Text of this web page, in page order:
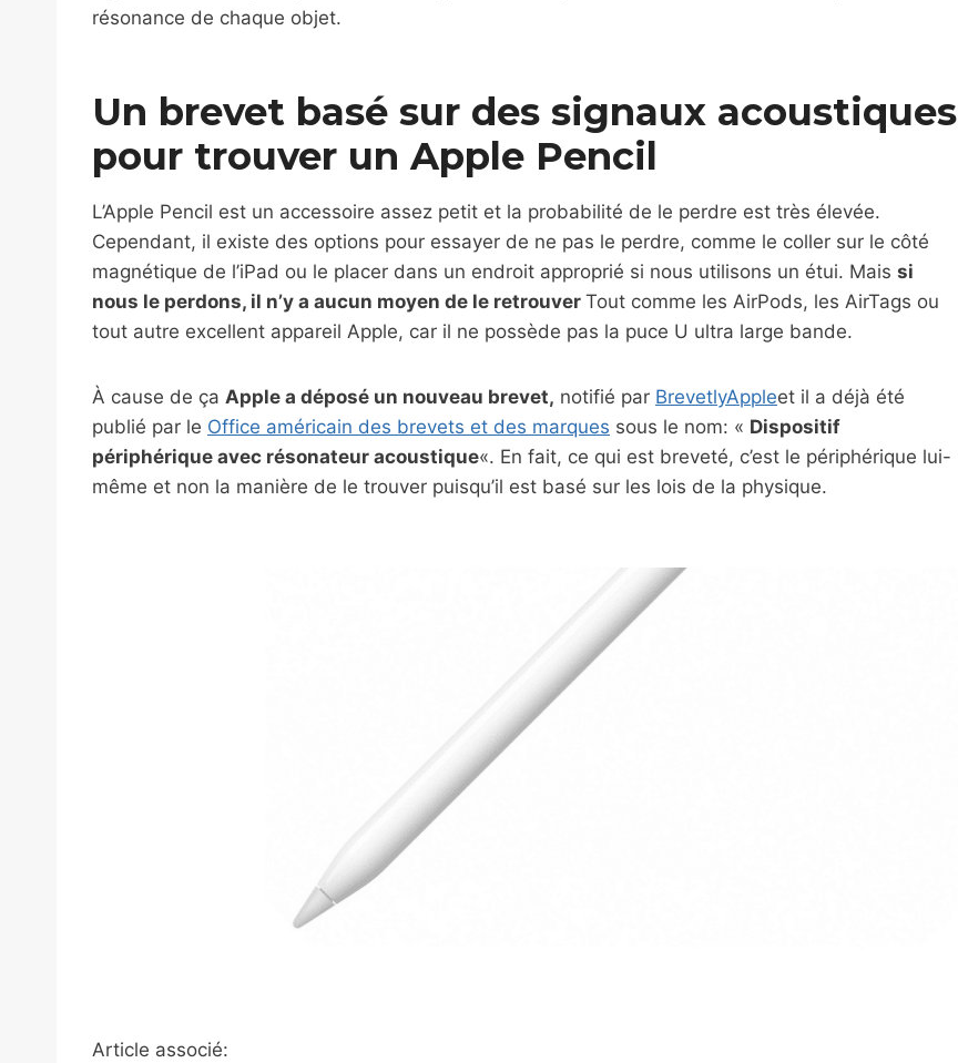
résonance de chaque objet.
Un brevet basé sur des signaux acoustiques
pour trouver un Apple Pencil
L’Apple Pencil est un accessoire assez petit et la probabilité de le perdre est très élevée.
Cependant, il existe des options pour essayer de ne pas le perdre, comme le coller sur le côté
magnétique de l’iPad ou le placer dans un endroit approprié si nous utilisons un étui. Mais si
nous le perdons, il n’y a aucun moyen de le retrouver Tout comme les AirPods, les AirTags ou
tout autre excellent appareil Apple, car il ne possède pas la puce U ultra large bande.
À cause de ça Apple a déposé un nouveau brevet, notifié par BrevetlyAppleet il a déjà été
publié par le Office américain des brevets et des marques sous le nom: « Dispositif
périphérique avec résonateur acoustique«. En fait, ce qui est breveté, c’est le périphérique lui-
même et non la manière de le trouver puisqu’il est basé sur les lois de la physique.
Article associé: